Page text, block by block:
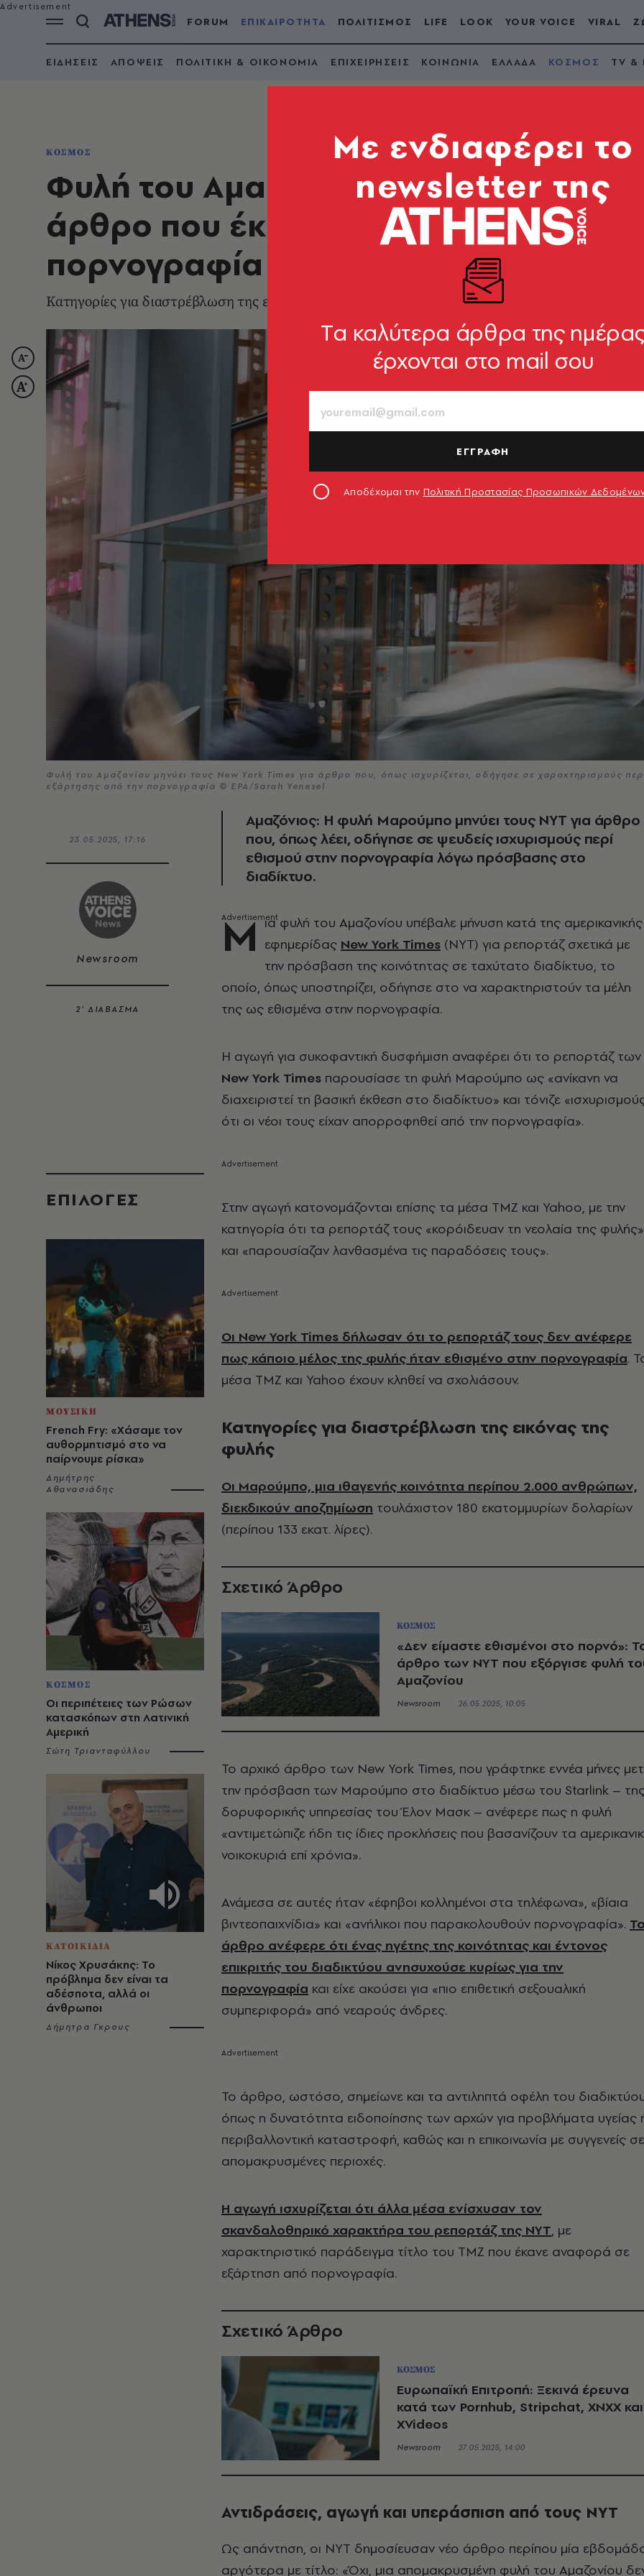
FORUM ΕΠΙΚΑΙΡΟΤΗΤΑ ΠΟΛΙΤΙΣΜΟΣ LIFE LOOK YOUR VOICE VIRAL
ΕΙΔΗΣΕΙΣ ΑΠΟΨΕΙΣ ΠΟΛΙΤΙΚΗ & ΟΙΚΟΝΟΜΙΑ ΕΠΙΧΕΙΡΗΣΕΙΣ ΚΟΙΝΩΝΙΑ ΕΛΛΑΔΑ ΚΟΣΜΟΣ TV &
ΚΟΣΜΟΣ
Φυλή του Αμαζονίου μηνύει τους ΝΥΤ
άρθρο που έκανε λόγο για εθισμό
πορνογραφία
Κατηγορίες για διαστρέβλωση της εικόνας της φυλής - Τι απαντά η εφημερίδα
Φυλή του Αμαζονίου μηνύει τους New York Times για άρθρο που, όπως ισχυρίζεται, οδήγησε σε χαρακτηρισμούς
εξάρτησης από την πορνογραφία © EPA/Sarah Yenesel
23.05.2025, 17:16
Newsroom
2’ ΔΙΑΒΑΣΜΑ
EΠΙΛΟΓΈΣ
ΜΟΥΣΙΚΗ
French Fry: «Χάσαμε τον
αυθορμητισμό στο να
παίρνουμε ρίσκα»
Δημήτρης
Αθανασιάδης
ΚΟΣΜΟΣ
Οι περιπέτειες των Ρώσων
κατασκόπων στη Λατινική
Αμερική
Σώτη Τριανταφύλλου
ΚΑΤΟΙΚΙΔΙΑ
Νίκος Χρυσάκης: Το
πρόβλημα δεν είναι τα
αδέσποτα, αλλά οι
άνθρωποι
Δήμητρα Γκρους
Αμαζόνιος: Η φυλή Μαρούμπο μηνύει τους NYT για άρθρο
που, όπως λέει, οδήγησε σε ψευδείς ισχυρισμούς περί
εθισμού στην πορνογραφία λόγω πρόσβασης στο
διαδίκτυο.
Μ ια φυλή του Αμαζονίου υπέβαλε μήνυση κατά της αμερικανικής
εφημερίδας New York Times (ΝΥΤ) για ρεπορτάζ σχετικά με
την πρόσβαση της κοινότητας σε ταχύτατο διαδίκτυο, το
οποίο, όπως υποστηρίζει, οδήγησε στο να χαρακτηριστούν τα μέλη
της ως εθισμένα στην πορνογραφία.
Η αγωγή για συκοφαντική δυσφήμιση αναφέρει ότι το ρεπορτάζ των
New York Times παρουσίασε τη φυλή Μαρούμπο ως «ανίκανη να
διαχειριστεί τη βασική έκθεση στο διαδίκτυο» και τόνιζε
ότι οι νέοι τους είχαν απορροφηθεί από την πορνογραφία».
Στην αγωγή κατονομάζονται επίσης τα μέσα TMZ και Yahoo, με την
κατηγορία ότι τα ρεπορτάζ τους «κορόιδευαν τη νεολαία της φυλής»
και «παρουσίαζαν λανθασμένα τις παραδόσεις τους».
Οι New York Times δήλωσαν ότι το ρεπορτάζ τους δεν ανέφερε
πως κάποιο μέλος της φυλής ήταν εθισμένο στην πορνογραφία.
μέσα TMZ και Yahoo έχουν κληθεί να σχολιάσουν.
Κατηγορίες για διαστρέβλωση της εικόνας της
φυλής
Οι Μαρούμπο, μια ιθαγενής κοινότητα περίπου 2.000 ανθρώπων,
διεκδικούν αποζημίωση τουλάχιστον 180 εκατομμυρίων δολαρίων
(περίπου 133 εκατ. λίρες).
Σχετικό Άρθρο
ΚΟΣΜΟΣ
«Δεν είμαστε εθισμένοι στο πορνό»:
άρθρο των NYT που εξόργισε φυλή
Αμαζονίου
Newsroom 26.05.2025, 10:05
Το αρχικό άρθρο των New York Times, που γράφτηκε εννέα μήνες
την πρόσβαση των Μαρούμπο στο διαδίκτυο μέσω του Starlink –
δορυφορικής υπηρεσίας του Έλον Μασκ – ανέφερε πως η φυλή
«αντιμετώπιζε ήδη τις ίδιες προκλήσεις που βασανίζουν τα
νοικοκυριά επί χρόνια».
Ανάμεσα σε αυτές ήταν «έφηβοι κολλημένοι στα τηλέφωνα», «βίαια
βιντεοπαιχνίδια» και «ανήλικοι που παρακολουθούν πορνογραφία».
άρθρο ανέφερε ότι ένας ηγέτης της κοινότητας και έντονος
επικριτής του διαδικτύου ανησυχούσε κυρίως για την
πορνογραφία και είχε ακούσει για «πιο επιθετική σεξουαλική
συμπεριφορά» από νεαρούς άνδρες.
Το άρθρο, ωστόσο, σημείωνε και τα αντιληπτά οφέλη του
όπως η δυνατότητα ειδοποίησης των αρχών για προβλήματα υγείας
περιβαλλοντική καταστροφή, καθώς και η επικοινωνία με συγγενείς σε
απομακρυσμένες περιοχές.
Η αγωγή ισχυρίζεται ότι άλλα μέσα ενίσχυσαν τον
σκανδαλοθηρικό χαρακτήρα του ρεπορτάζ της ΝΥΤ, με
χαρακτηριστικό παράδειγμα τίτλο του TMZ που έκανε αναφορά σε
εξάρτηση από πορνογραφία.
Σχετικό Άρθρο
ΚΟΣΜΟΣ
Ευρωπαϊκή Επιτροπή: Ξεκινά έρευνα
κατά των Pornhub, Stripchat, XNXX και
XVideos
Newsroom 27.05.2025, 14:00
Αντιδράσεις, αγωγή και υπεράσπιση από τους NYT
Ως απάντηση, οι ΝΥΤ δημοσίευσαν νέο άρθρο περίπου μία
αργότερα με τίτλο: «Όχι, μια απομακρυσμένη φυλή του Αμαζονίου
Mε ενδιαφέρει το
newsletter της
Tα καλύτερα άρθρα της
έρχονται στο mail σου
ΕΓΓΡΑΦΗ
Αποδέχομαι την Πολιτική Προστασίας Προσωπικών